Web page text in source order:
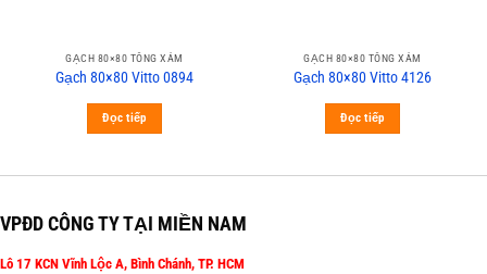
GẠCH 80×80 TÔNG XÁM
Gạch 80×80 Vitto 0894
Đọc tiếp
GẠCH 80×80 TÔNG XÁM
Gạch 80×80 Vitto 4126
Đọc tiếp
VPĐD CÔNG TY TẠI MIỀN NAM
Lô 17 KCN Vĩnh Lộc A, Bình Chánh, TP. HCM